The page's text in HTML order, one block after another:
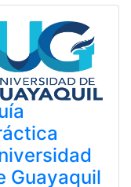
Guayaquil